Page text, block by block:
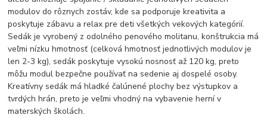
modulov do rôznych zostáv, kde sa podporuje kreativita a
poskytuje zábavu a relax pre deti všetkých vekových kategórií.
Sedák je vyrobený z odolného penového molitanu, konštrukcia má
veľmi nízku hmotnosť (celková hmotnosť jednotlivých modulov je
len 2-3 kg), sedák poskytuje vysokú nosnosť až 120 kg, preto
môžu modul bezpečne používať na sedenie aj dospelé osoby.
Kreatívny sedák má hladké čalúnené plochy bez výstupkov a
tvrdých hrán, preto je veľmi vhodný na vybavenie herní v
materských školách.